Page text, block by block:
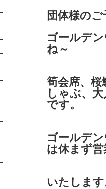
団体様の
ゴールデ
ね～
筍会席、桜
しゃぶ、
です。
ゴールデ
は休まず営
いたしま